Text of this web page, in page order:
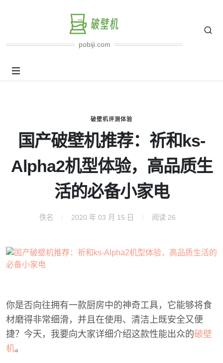
pobiji.com
破壁机评测体验
国产破壁机推荐：祈和ks-
Alpha2机型体验，高品质生
活的必备小家电
佚名 2020 年 03 月 15 日 阅读 26
你是否向往拥有一款厨房中的神奇工具，它能够将食
材磨得非常细滑，并且在使用、清洁上既安全又便
捷？今天，我要向大家详细介绍这款性能出众的破壁
机。